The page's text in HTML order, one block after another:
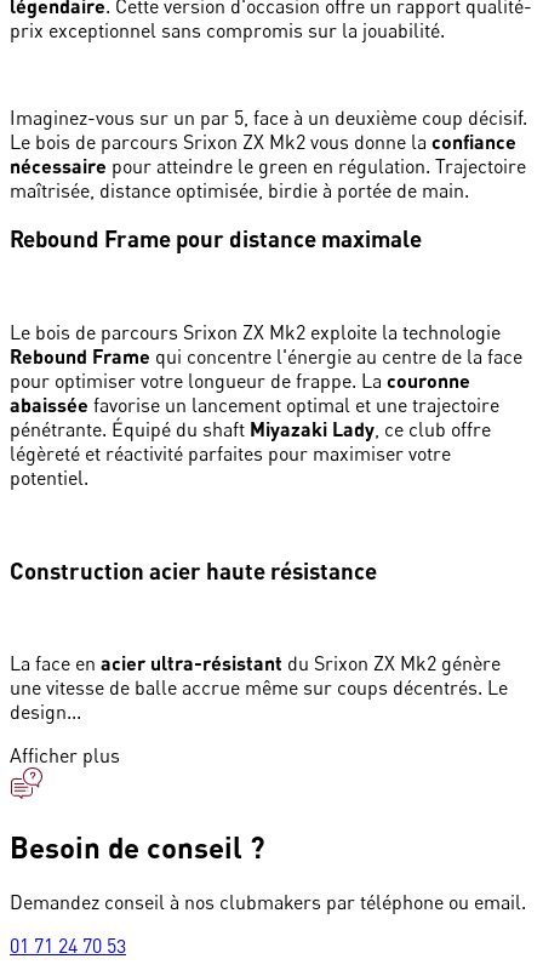
légendaire. Cette version d'occasion offre un rapport qualité-
prix exceptionnel sans compromis sur la jouabilité.
Imaginez-vous sur un par 5, face à un deuxième coup décisif.
Le bois de parcours Srixon ZX Mk2 vous donne la confiance
nécessaire pour atteindre le green en régulation. Trajectoire
maîtrisée, distance optimisée, birdie à portée de main.
Rebound Frame pour distance maximale
Le bois de parcours Srixon ZX Mk2 exploite la technologie
Rebound Frame qui concentre l'énergie au centre de la face
pour optimiser votre longueur de frappe. La couronne
abaissée favorise un lancement optimal et une trajectoire
pénétrante. Équipé du shaft Miyazaki Lady, ce club offre
légèreté et réactivité parfaites pour maximiser votre
potentiel.
Construction acier haute résistance
La face en acier ultra-résistant du Srixon ZX Mk2 génère
une vitesse de balle accrue même sur coups décentrés. Le
design...
Afficher plus
Besoin de conseil ?
Demandez conseil à nos clubmakers par téléphone ou email.
01 71 24 70 53